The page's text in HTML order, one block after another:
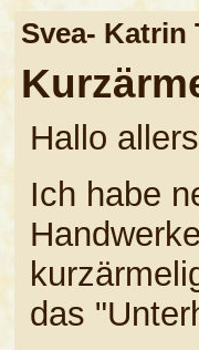
Svea-
Hallo
Ich habe
das